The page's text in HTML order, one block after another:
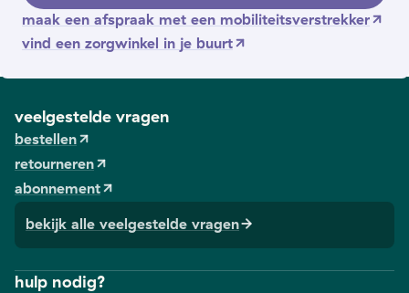
maak een afspraak met een mobiliteitsverstrekker
vind een zorgwinkel in je buurt
veelgestelde vragen
bestellen
retourneren
abonnement
bekijk alle veelgestelde vragen
hulp nodig?